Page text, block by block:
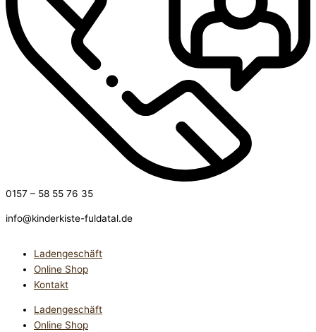
0157 – 58 55 76 35
info@kinderkiste-fuldatal.de
Ladengeschäft
Online Shop
Kontakt
Ladengeschäft
Online Shop